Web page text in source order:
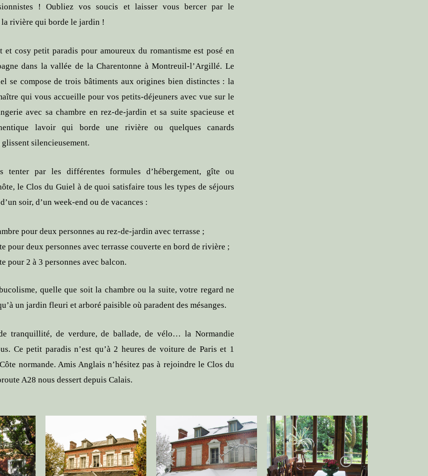
! Oubliez vos soucis et laisser vous bercer par le
la rivière qui borde le jardin !
et cosy petit paradis pour amoureux du romantisme est posé en
dans la vallée de la Charentonne à Montreuil-l’Argillé. Le
se compose de trois bâtiments aux origines bien distinctes : la
qui vous accueille pour vos petits-déjeuners avec vue sur le
avec sa chambre en rez-de-jardin et sa suite spacieuse et
lavoir qui borde une rivière ou quelques canards
silencieusement.
tenter par les différentes formules d’hébergement, gîte ou
le Clos du Guiel à de quoi satisfaire tous les types de séjours
soir, d’un week-end ou de vacances :
pour deux personnes au rez-de-jardin avec terrasse ;
pour deux personnes avec terrasse couverte en bord de rivière ;
pour 2 à 3 personnes avec balcon.
quelle que soit la chambre ou la suite, votre regard ne
un jardin fleuri et arboré paisible où paradent des mésanges.
tranquillité, de verdure, de ballade, de vélo… la Normandie
Ce petit paradis n’est qu’à 2 heures de voiture de Paris et 1
normande. Amis Anglais n’hésitez pas à rejoindre le Clos du
A28 nous dessert depuis Calais.